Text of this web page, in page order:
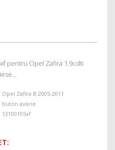
pentru Opel Zafira 1.9cdti
Opel Zafira B 2005-2011
buton avarie
13100105xf